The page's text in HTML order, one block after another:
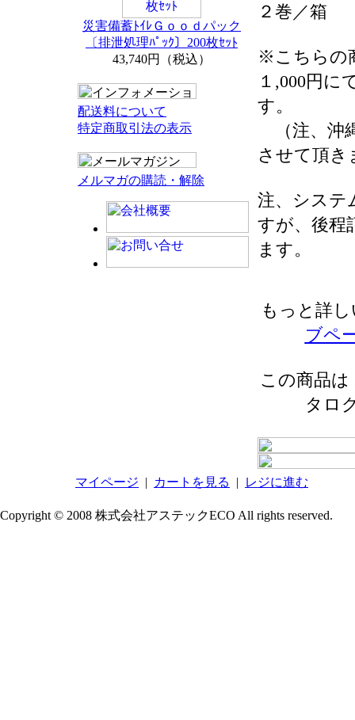
災害備蓄ﾄｲﾚＧｏｏｄパック
〔排泄処理ﾊﾟｯｸ〕200枚ｾｯﾄ
43,740円（税込）
配送料について
特定商取引法の表示
メルマガの購読・解除
２巻／箱
※こちらの
１,000円に
す。
（注、沖
させて頂き
注、システ
すが、後程
ます。
もっと詳
ブペ
この商品は
タロ
マイページ | カートを見る | レジに進む
Copyright © 2008 株式会社アステックECO All rights reserved.